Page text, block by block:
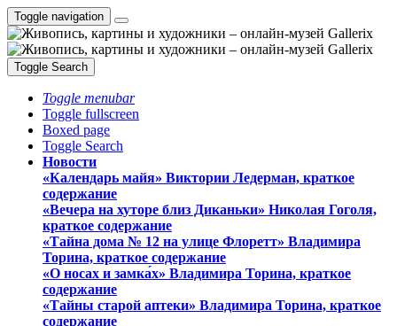
Toggle navigation
Toggle Search
Toggle menubar
Toggle fullscreen
Boxed page
Toggle Search
Новости
«Календарь майя» Виктории Ледерман, краткое
содержание
«Вечера на хуторе близ Диканьки» Николая Гоголя,
краткое содержание
«Тайна дома № 12 на улице Флоретт» Владимира
Торина, краткое содержание
«О носах и замка́х» Владимира Торина, краткое
содержание
«Тайны старой аптеки» Владимира Торина, краткое
содержание